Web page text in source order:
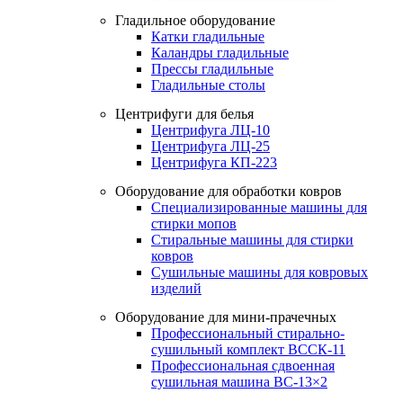
Гладильное оборудование
Катки гладильные
Каландры гладильные
Прессы гладильные
Гладильные столы
Центрифуги для белья
Центрифуга ЛЦ-10
Центрифуга ЛЦ-25
Центрифуга КП-223
Оборудование для обработки ковров
Специализированные машины для
стирки мопов
Стиральные машины для стирки
ковров
Сушильные машины для ковровых
изделий
Оборудование для мини-прачечных
Профессиональный стирально-
сушильный комплект ВССК-11
Профессиональная сдвоенная
сушильная машина ВС-13×2